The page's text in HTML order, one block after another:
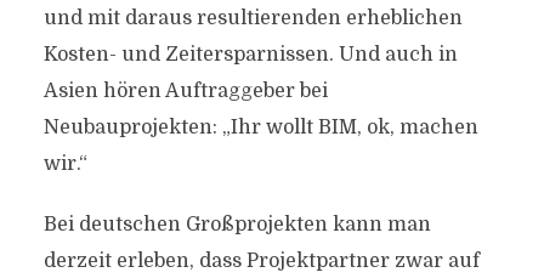
und mit daraus resultierenden erheblichen
Kosten- und Zeitersparnissen. Und auch in
Asien hören Auftraggeber bei
Neubauprojekten: „Ihr wollt BIM, ok, machen
wir.“
Bei deutschen Großprojekten kann man
derzeit erleben, dass Projektpartner zwar auf